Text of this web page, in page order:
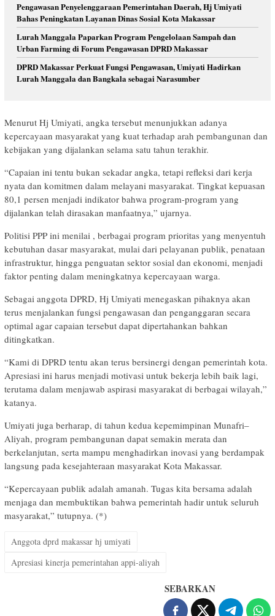
Pengawasan Penyelenggaraan Pemerintahan Daerah, Hj Umiyati
Bahas Peningkatan Layanan Dinas Sosial Kota Makassar
Lurah Manggala Paparkan Program Pengelolaan Sampah dan
Urban Farming di Forum Pengawasan DPRD Makassar
DPRD Makassar Perkuat Fungsi Pengawasan, Umiyati Hadirkan
Lurah Manggala dan Bangkala sebagai Narasumber
Menurut Hj Umiyati, angka tersebut menunjukkan adanya
kepercayaan masyarakat yang kuat terhadap arah pembangunan dan
kebijakan yang dijalankan selama satu tahun terakhir.
“Capaian ini tentu bukan sekadar angka, tetapi refleksi dari kerja
nyata dan komitmen dalam melayani masyarakat. Tingkat kepuasan
80,1 persen menjadi indikator bahwa program-program yang
dijalankan telah dirasakan manfaatnya,” ujarnya.
Politisi PPP ini menilai , berbagai program prioritas yang menyentuh
kebutuhan dasar masyarakat, mulai dari pelayanan publik, penataan
infrastruktur, hingga penguatan sektor sosial dan ekonomi, menjadi
faktor penting dalam meningkatnya kepercayaan warga.
Sebagai anggota DPRD, Hj Umiyati menegaskan pihaknya akan
terus menjalankan fungsi pengawasan dan penganggaran secara
optimal agar capaian tersebut dapat dipertahankan bahkan
ditingkatkan.
“Kami di DPRD tentu akan terus bersinergi dengan pemerintah kota.
Apresiasi ini harus menjadi motivasi untuk bekerja lebih baik lagi,
terutama dalam menjawab aspirasi masyarakat di berbagai wilayah,”
katanya.
Umiyati juga berharap, di tahun kedua kepemimpinan Munafri–
Aliyah, program pembangunan dapat semakin merata dan
berkelanjutan, serta mampu menghadirkan inovasi yang berdampak
langsung pada kesejahteraan masyarakat Kota Makassar.
“Kepercayaan publik adalah amanah. Tugas kita bersama adalah
menjaga dan membuktikan bahwa pemerintah hadir untuk seluruh
masyarakat,” tutupnya. (*)
Anggota dprd makassar hj umiyati
Apresiasi kinerja pemerintahan appi-aliyah
SEBARKAN